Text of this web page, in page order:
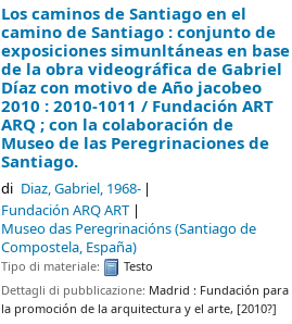
Los caminos de Santiago en el
camino de Santiago : conjunto de
exposiciones simunltáneas en base
de la obra videográfica de Gabriel
Díaz con motivo de Año jacobeo
2010 : 2010-1011 / Fundación ART
ARQ ; con la colaboración de
Museo de las Peregrinaciones de
Santiago.
di Diaz, Gabriel, 1968-
Fundación ARQ ART
Museo das Peregrinacións (Santiago de
Compostela, España)
Tipo di materiale:
Testo
Dettagli di pubblicazione: Madrid : Fundación para
la promoción de la arquitectura y el arte, [2010?]